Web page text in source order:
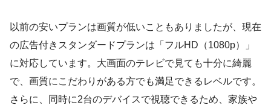
以前の安いプランは画質が低いこともありましたが、現在
の広告付きスタンダードプランは「フルHD（1080p）」
に対応しています。大画面のテレビで見ても十分に綺麗
で、画質にこだわりがある方でも満足できるレベルです。
さらに、同時に2台のデバイスで視聴できるため、家族や